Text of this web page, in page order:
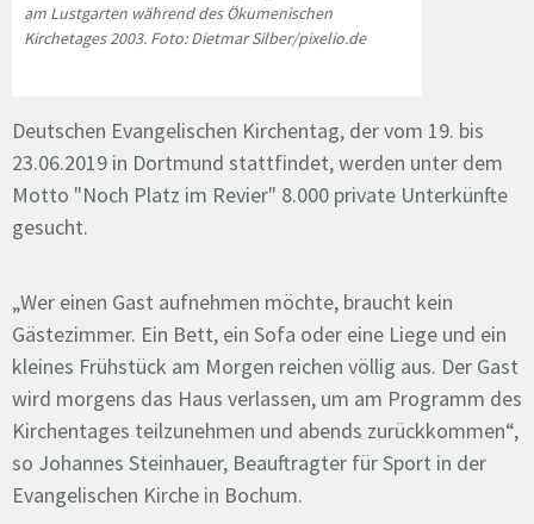
am Lustgarten während des Ökumenischen
Kirchetages 2003. Foto: Dietmar Silber/pixelio.de
Deutschen Evangelischen Kirchentag, der vom 19. bis
23.06.2019 in Dortmund stattfindet, werden unter dem
Motto "Noch Platz im Revier" 8.000 private Unterkünfte
gesucht.
„Wer einen Gast aufnehmen möchte, braucht kein
Gästezimmer. Ein Bett, ein Sofa oder eine Liege und ein
kleines Frühstück am Morgen reichen völlig aus. Der Gast
wird morgens das Haus verlassen, um am Programm des
Kirchentages teilzunehmen und abends zurückkommen“,
so Johannes Steinhauer, Beauftragter für Sport in der
Evangelischen Kirche in Bochum.